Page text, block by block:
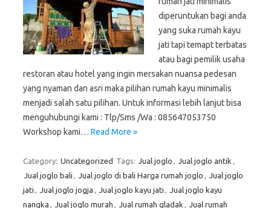
diperuntukan bagi anda
yang suka rumah kayu
jati tapi temapt terbatas
atau bagi pemilik usaha
restoran atau hotel yang ingin mersakan nuansa pedesan
yang nyaman dan asri maka pilihan rumah kayu minimalis
menjadi salah satu pilihan. Untuk informasi lebih lanjut bisa
menguhubungi kami : Tlp/Sms /Wa : 085647053750
Workshop kami… Read More »
Category: Uncategorized Tags: Jual joglo , Jual joglo antik ,
Jual joglo bali , Jual joglo di bali Harga rumah joglo , Jual joglo
jati , Jual joglo jogja , Jual joglo kayu jati , Jual joglo kayu
nangka , Jual joglo murah , Jual rumah gladak , Jual rumah